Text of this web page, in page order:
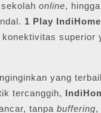
online,
1 Play
superior
yang
tercanggih,
tanpa buffering,